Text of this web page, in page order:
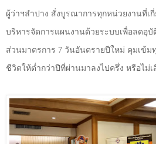
ผู้ว่าฯลำปาง สั่งบูรณาการทุกหน่วยงานที่เ
บริหารจัดการแผนงานด้วยระบบเพื่อลดอุบั
ส่วนมาตรการ 7 วันอันตรายปีใหม่ คุมเข้ม
ชีวิตให้ต่ำกว่าปีที่ผ่านมาลงไปครึ่ง หรือไม่